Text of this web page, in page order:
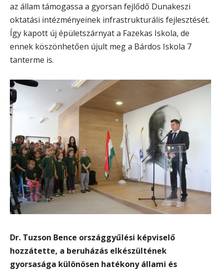
az állam támogassa a gyorsan fejlődő Dunakeszi
oktatási intézményeinek infrastrukturális fejlesztését.
Így kapott új épületszárnyat a Fazekas Iskola, de
ennek köszönhetően újult meg a Bárdos Iskola 7
tanterme is.
Dr. Tuzson Bence országgyűlési képviselő
hozzátette, a beruházás elkészültének
gyorsasága különösen hatékony állami és